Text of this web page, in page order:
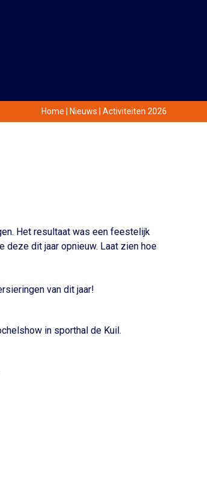
Home Nieuws Activiteiten 2026
Het resultaat was een feestelijk
deze dit jaar opnieuw. Laat zien hoe
van dit jaar!
in sporthal de Kuil.